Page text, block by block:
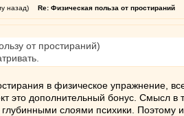
назад) Re: Физическая польза от простираний
от простираний)
в физическое упражнение,
это дополнительный бонус. Смысл
слоями психики.